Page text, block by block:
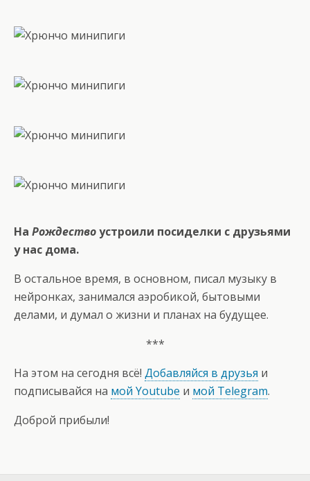
На Рождествоустроили посиделки с друзьями
у нас дома.
В остальное время, в основном, писал музыку в
нейронках, занимался аэробикой, бытовыми
делами, и думал о жизни и планах на будущее.
***
На этом на сегодня всё! Добавляйся в друзья и
подписывайся на мой Youtube и мой Telegram.
Доброй прибыли!